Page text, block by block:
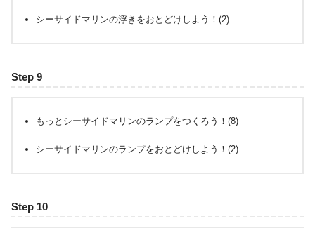
シーサイドマリンの浮きをおとどけしよう！(2)
Step 9
もっとシーサイドマリンのランプをつくろう！(8)
シーサイドマリンのランプをおとどけしよう！(2)
Step 10